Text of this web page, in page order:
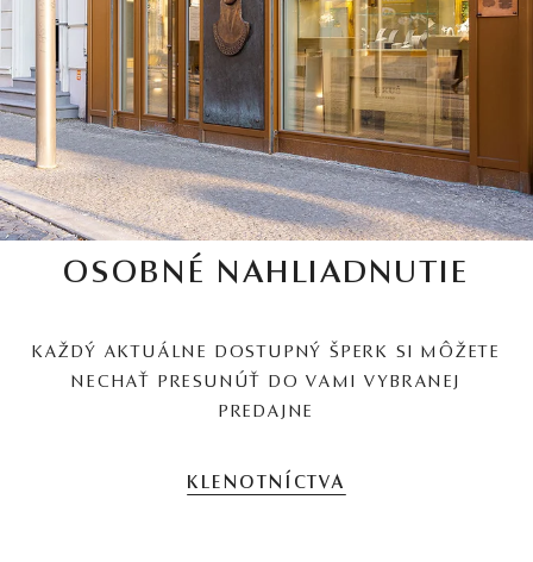
OSOBNÉ NAHLIADNUTIE
KAŽDÝ AKTUÁLNE DOSTUPNÝ ŠPERK SI MÔŽETE
NECHAŤ PRESUNÚŤ DO VAMI VYBRANEJ
PREDAJNE
KLENOTNÍCTVA